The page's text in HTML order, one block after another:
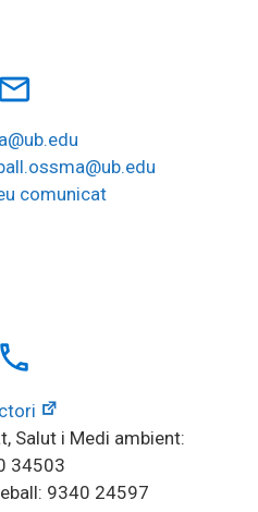
comunicat
local_phone
Salut i Medi ambient:
34503
9340 24597